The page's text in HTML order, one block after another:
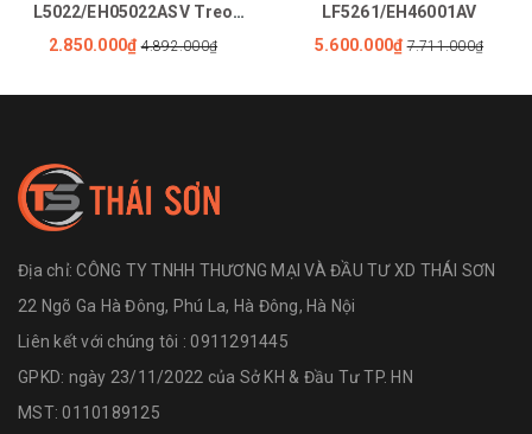
L5022/EH05022ASV Treo
Tường
2.850.000₫ 4.892.000₫
LF5261/EH46001AV
5.600.000₫ 7.711.000₫
Địa chỉ:CÔNG TY TNHH THƯƠNG MẠI VÀ ĐẦU TƯ XD THÁI SƠN
22 Ngõ Ga Hà Đông, Phú La, Hà Đông, Hà Nội
Liên kết với chúng tôi : 0911291445
GPKD: ngày 23/11/2022 của Sở KH & Đầu Tư TP. HN
MST: 0110189125